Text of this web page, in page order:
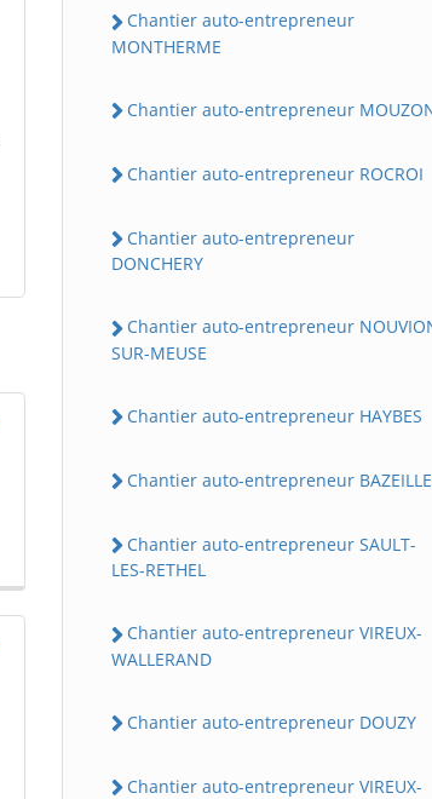
Chantier auto-entrepreneur
MONTHERME
Chantier auto-entrepreneur
Chantier auto-entrepreneur ROCROI
Chantier auto-entrepreneur
DONCHERY
Chantier auto-entrepreneur
SUR-MEUSE
Chantier auto-entrepreneur HAYBES
Chantier auto-entrepreneur
Chantier auto-entrepreneur SAULT-
LES-RETHEL
Chantier auto-entrepreneur VIREUX-
WALLERAND
Chantier auto-entrepreneur DOUZY
Chantier auto-entrepreneur VIREUX-